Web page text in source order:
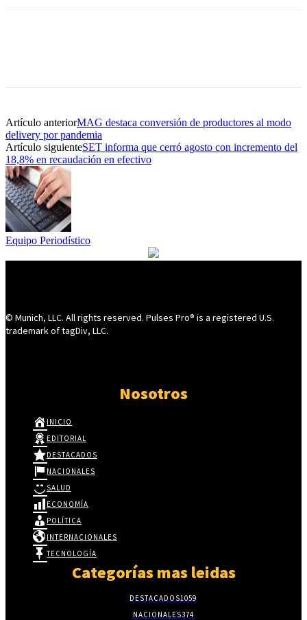
Artículo anteriorMAG destaca conversión de productores al modo
delivery por pandemia
Artículo siguienteSET informa que cerró agosto con incremento del
18,8% en recaudación en efectivo
Equipo Periodístico
© Munich, LLC. All rights reserved. Pulses Pro® is a registered U.S.
trademark of tagDiv, LLC.
Nosotros
INICIO
EDITORIAL
DESTACADOS
NACIONALES
SALUD
ECONOMÍA
POLÍTICA
INTERNACIONALES
TECNOLOGÍA
Categorías mas leidas
DESTACADOS1059
NACIONALES374